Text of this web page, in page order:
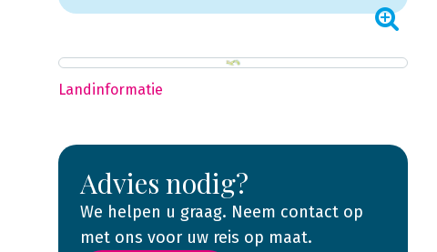
Landinformatie
Advies nodig?
We helpen u graag. Neem contact op
met ons voor uw reis op maat.